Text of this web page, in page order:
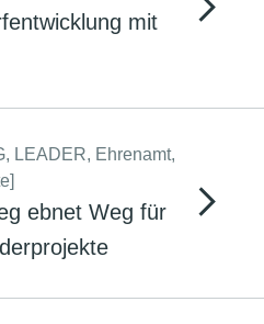
mit
LEADER, Ehrenamt,
ebnet Weg für